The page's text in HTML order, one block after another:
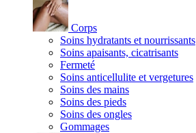
Corps
Soins hydratants et nourrissants
Soins apaisants, cicatrisants
Fermeté
Soins anticellulite et vergetures
Soins des mains
Soins des pieds
Soins des ongles
Gommages